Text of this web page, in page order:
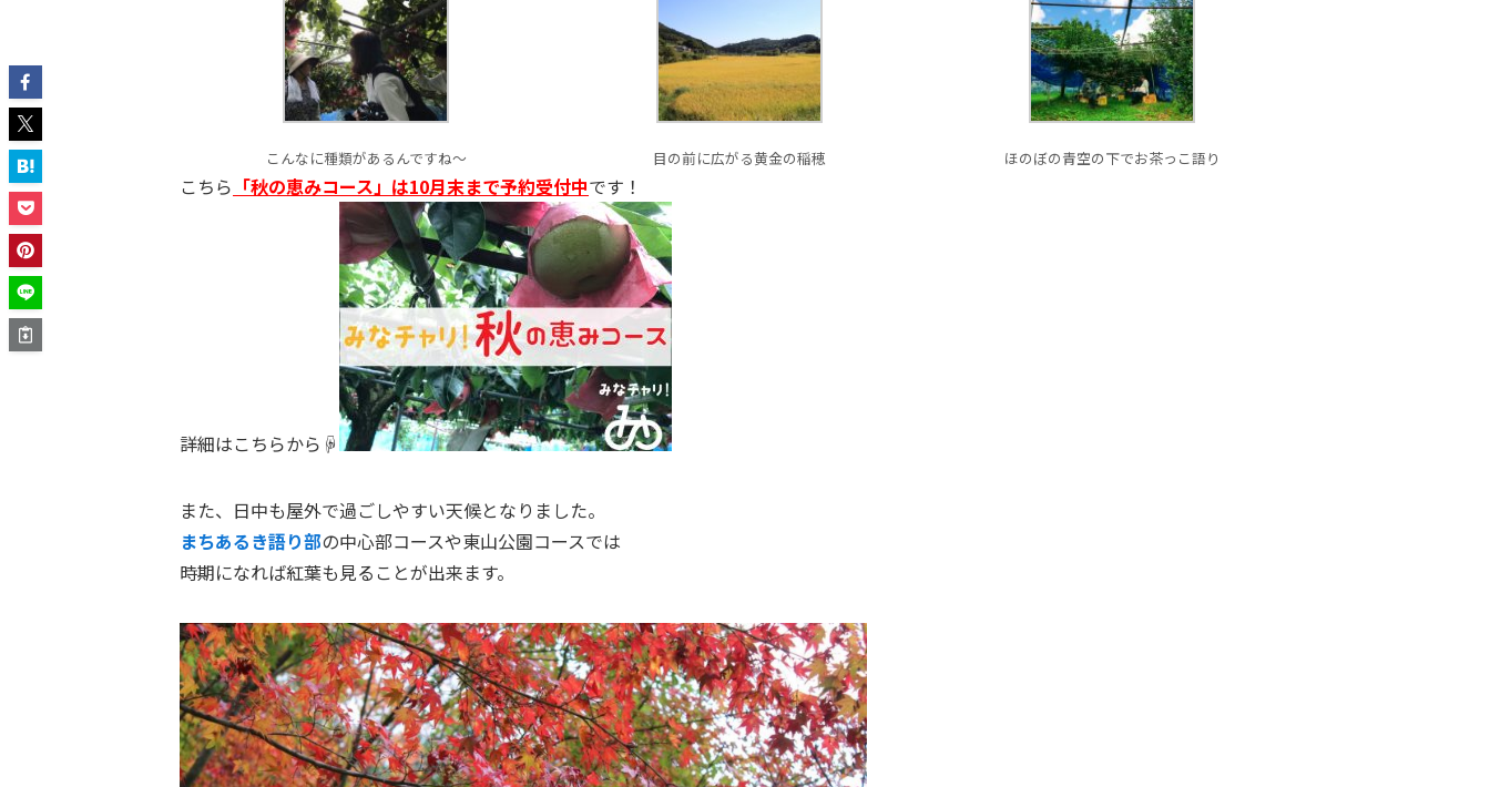
こんなに種類があるんですね～ 目の前に広がる黄金の稲穂 ほのぼの青空の下でお茶っこ語り
こちら 「秋の恵みコース」は10月末まで予約受付中です！
詳細はこちらから☟
また、日中も屋外で過ごしやすい天候となりました。
まちあるき語り部の中心部コースや東山公園コースでは
時期になれば紅葉も見ることが出来ます。